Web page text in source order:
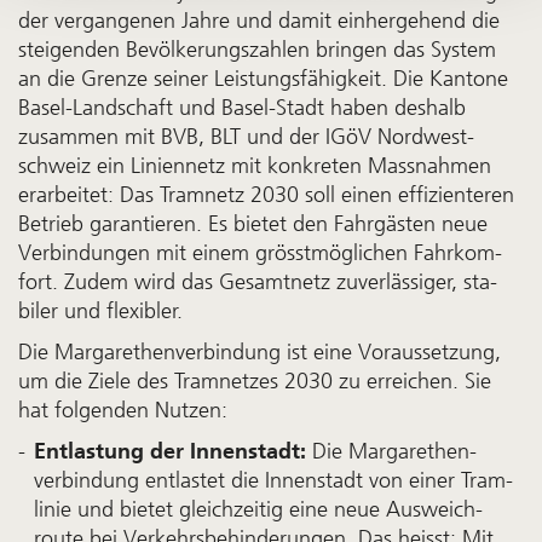
der ver­gangenen Jahre und damit einher­gehend die
stei­gen­den Be­völker­ungs­zahlen brin­gen das System
an die Gren­ze seiner Leistungs­fähig­keit. Die Kan­tone
Basel-Land­schaft und Basel-Stadt haben des­halb
zusam­men mit BVB, BLT und der IGöV Nord­west­
schweiz ein Li­nien­netz mit konkreten Mass­nah­men
erar­bei­tet: Das Tram­netz 2030 soll einen ef­fi­zi­en­te­ren
Be­trieb garan­tieren. Es bie­tet den Fahr­gästen neue
Ver­bin­dung­en mit einem grösst­mög­lichen Fahr­kom­
fort. Zudem wird das Ge­samt­netz zu­verl­ässiger, sta­
biler und flexibler.
Die Margarethen­verbindung ist eine Voraus­setzung,
um die Ziele des Tram­netzes 2030 zu erreichen. Sie
hat folgenden Nutzen:
Entlastung der Innenstadt: Die Margarethen­
verbindung entlastet die Innen­stadt von einer Tram­
linie und bietet gleich­zeitig eine neue Aus­weich­